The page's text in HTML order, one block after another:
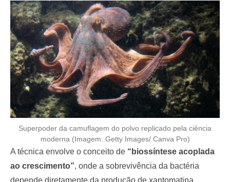
Superpoder da camuflagem do polvo replicado pela ciência
moderna (Imagem: Getty Images/ Canva Pro)
A técnica envolve o conceito de “biossíntese acoplada
ao crescimento”, onde a sobrevivência da bactéria